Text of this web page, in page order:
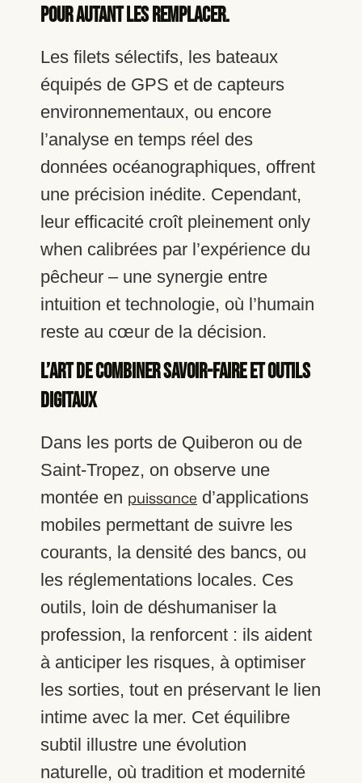
pour autant les remplacer.
Les filets sélectifs, les bateaux
équipés de GPS et de capteurs
environnementaux, ou encore
l’analyse en temps réel des
données océanographiques, offrent
une précision inédite. Cependant,
leur efficacité croît pleinement only
when calibrées par l’expérience du
pêcheur – une synergie entre
intuition et technologie, où l’humain
reste au cœur de la décision.
L’art de combiner savoir-faire et outils
digitaux
Dans les ports de Quiberon ou de
Saint-Tropez, on observe une
montée en puissance d’applications
mobiles permettant de suivre les
courants, la densité des bancs, ou
les réglementations locales. Ces
outils, loin de déshumaniser la
profession, la renforcent : ils aident
à anticiper les risques, à optimiser
les sorties, tout en préservant le lien
intime avec la mer. Cet équilibre
subtil illustre une évolution
naturelle, où tradition et modernité